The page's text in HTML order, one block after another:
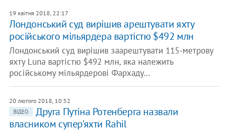
19 квітня 2018, 22:17
Лондонський суд вирішив арештувати яхту
російського мільярдера вартістю $492 млн
Лондонський суд вирішив заарештувати 115-метрову
яхту Luna вартістю $492 млн, яка належить
російському мільярдерові Фархаду…
20 лютого 2018, 10:52
ВІДЕО
Друга Путіна Ротенберга назвали
власником супер'яхти Rahil